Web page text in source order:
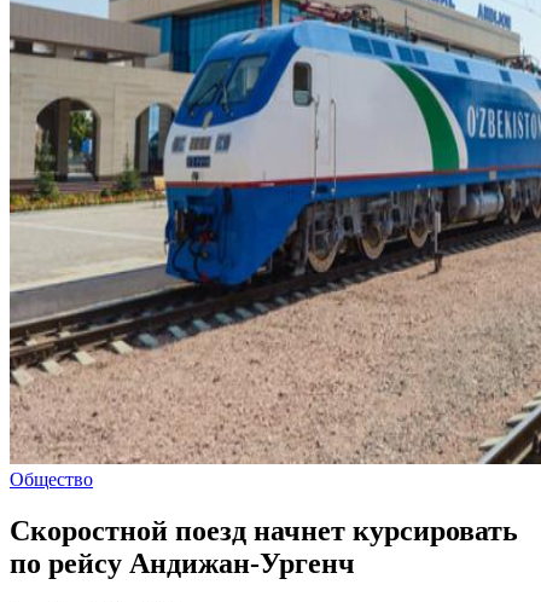
Общество
Скоростной поезд начнет курсировать
по рейсу Андижан-Ургенч